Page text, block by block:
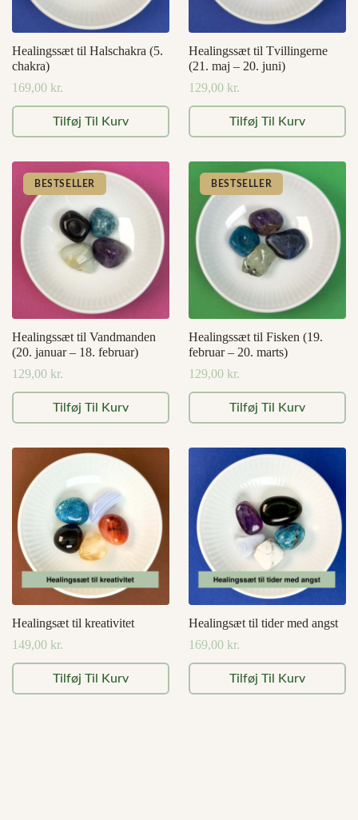
Healingssæt til Halschakra (5.
chakra)
169,00 kr.
Tilføj Til Kurv
Healingssæt til Tvillingerne
(21. maj – 20. juni)
129,00 kr.
Tilføj Til Kurv
BESTSELLER
Healingssæt til Vandmanden
(20. januar – 18. februar)
129,00 kr.
Tilføj Til Kurv
BESTSELLER
Healingssæt til Fisken (19.
februar – 20. marts)
129,00 kr.
Tilføj Til Kurv
Healingsæt til kreativitet
149,00 kr.
Tilføj Til Kurv
Healingsæt til tider med angst
169,00 kr.
Tilføj Til Kurv